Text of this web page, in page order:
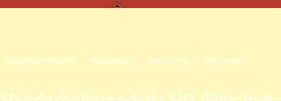
1
Allgemeine Hinweise Impressum Neu bei Uns Wir suchen